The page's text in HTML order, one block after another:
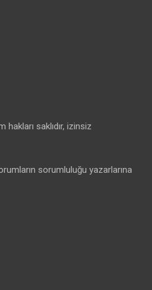
saklıdır, izinsiz
sorumluluğu yazarlarına